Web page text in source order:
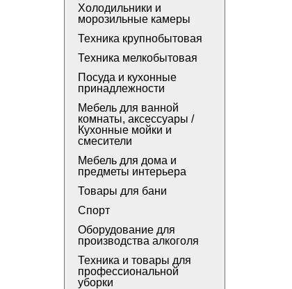
Холодильники и
морозильные камеры
Техника крупнобытовая
Техника мелкобытовая
Посуда и кухонные
принадлежности
Мебель для ванной
комнаты, аксессуары /
Кухонные мойки и
смесители
Мебель для дома и
предметы интерьера
Товары для бани
Спорт
Оборудование для
производства алкоголя
Техника и товары для
профессиональной
уборки